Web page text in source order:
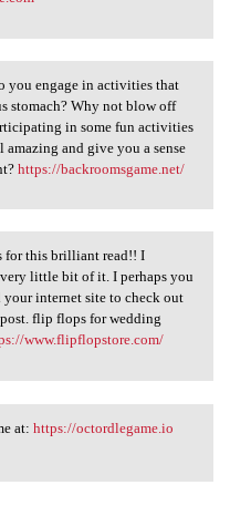
do you engage
you engage in activities that
stomach? Why not blow off
in some fun activities
amazing and give you a sense
https://backroomsgame.net/
for this
for this brilliant read!! I
little bit of it. I perhaps you
your internet site to check out
flip flops for wedding
www.flipflopstore.com/
at: https:
at: https://octordlegame.io